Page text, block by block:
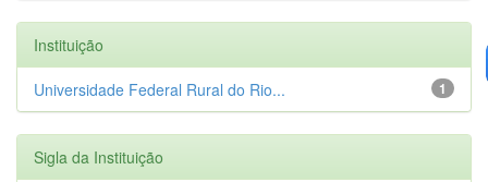
Instituição
1
Universidade Federal Rural do Rio...
Sigla da Instituição